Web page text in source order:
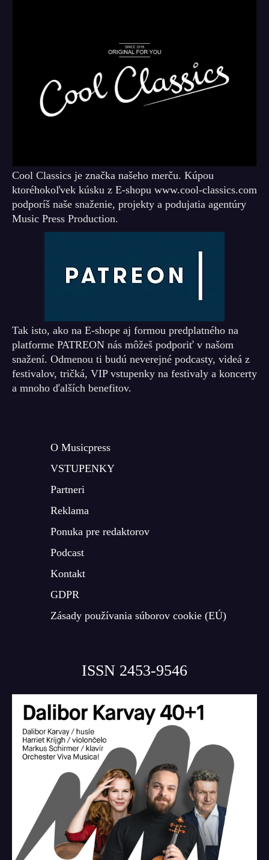
Cool Classics je značka našeho merču. Kúpou
ktoréhokoľvek kúsku z E-shopu www.cool-classics.com
podporíš naše snaženie, projekty a podujatia agentúry
Music Press Production.
Tak isto, ako na E-shope aj formou predplatného na
platforme PATREON nás môžeš podporiť v našom
snažení. Odmenou ti budú neverejné podcasty, videá z
festivalov, tričká, VIP vstupenky na festivaly a koncerty
a mnoho ďalších benefitov.
O Musicpress
VSTUPENKY
Partneri
Reklama
Ponuka pre redaktorov
Podcast
Kontakt
GDPR
Zásady používania súborov cookie (EÚ)
ISSN 2453-9546